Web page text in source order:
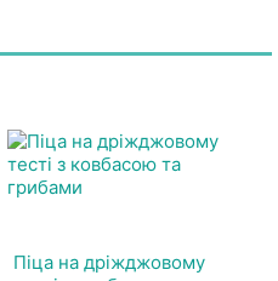
Піца на дріжджовому